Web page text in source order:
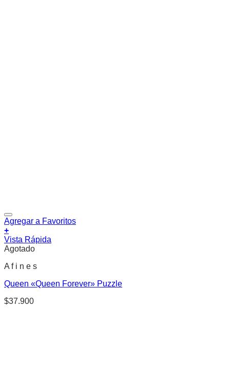
Agregar a Favoritos
+
Vista Rápida
Agotado
A f i n e s
Queen «Queen Forever» Puzzle
$37.900